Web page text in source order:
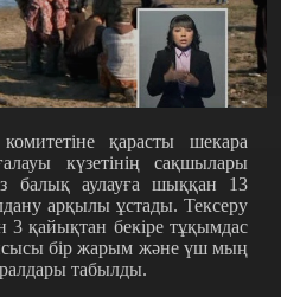
қарасты шекара
күзетінің сақшылары
балық аулауға шыққан 13
арқылы ұстады. Тексеру
3 қайықтан бекіре тұқымдас
бір жарым және үш мың
табылды.